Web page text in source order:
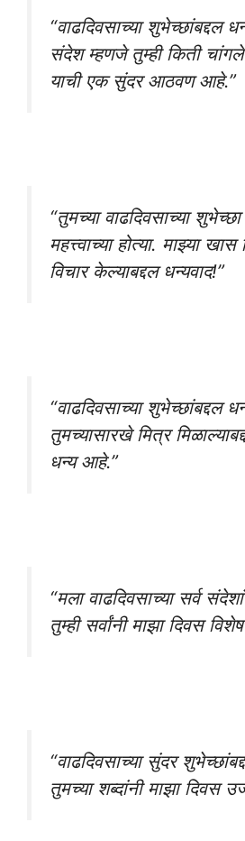
“वाढदिवसाच्या शुभेच्छांबद्दल
संदेश म्हणजे तुम्ही किती
याची एक सुंदर आठवण आहे.”
“तुमच्या वाढदिवसाच्या
महत्त्वाच्या होत्या. माझ्या खास
विचार केल्याबद्दल धन्यवाद!”
“वाढदिवसाच्या शुभेच्छांबद्दल
तुमच्यासारखे मित्र
धन्य आहे.”
“मला वाढदिवसाच्या सर्व
तुम्ही सर्वांनी माझा दिवस
“वाढदिवसाच्या सुंदर
तुमच्या शब्दांनी माझा दिवस